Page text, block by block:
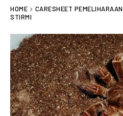
HOME CARESHEET PEMELIHARAAN
STIRMI